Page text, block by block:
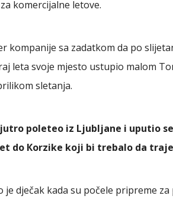
komercijalne letove.
kompanije sa zadatkom da po
leta svoje mjesto ustupio malom
sletanja.
poleteo iz Ljubljane i uputio
do Кorzike koji bi trebalo da
je dječak kada su počele pripreme